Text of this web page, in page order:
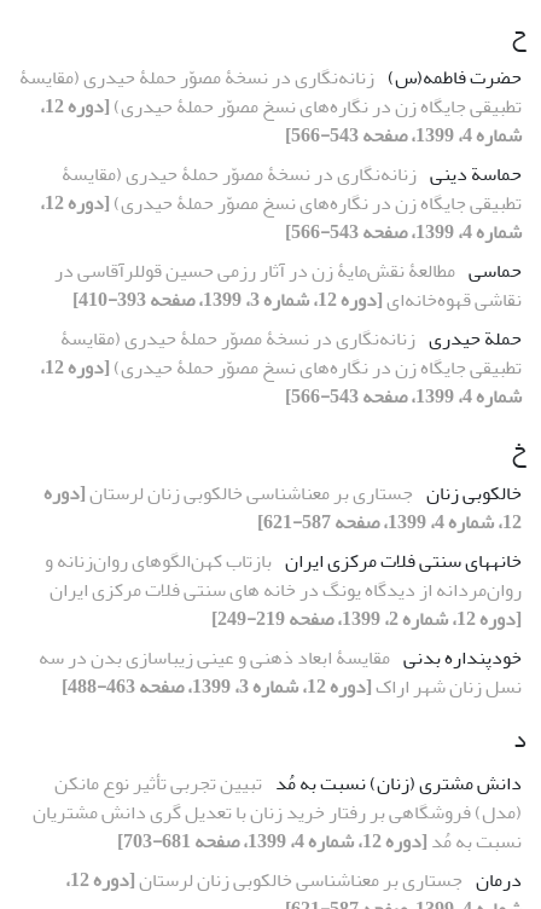
ح
حضرت فاطمه(س) زنانه‌نگاری در نسخۀ مصوّر حملۀ حیدری (مقایسۀ
تطبیقی جایگاه زن در نگاره‌های نسخ مصوّر حملۀ حیدری)
[دوره 12،
شماره 4، 1399، صفحه 543-566]
حماسة دینی زنانه‌نگاری در نسخۀ مصوّر حملۀ حیدری (مقایسۀ
تطبیقی جایگاه زن در نگاره‌های نسخ مصوّر حملۀ حیدری)
[دوره 12،
شماره 4، 1399، صفحه 543-566]
حماسی مطالعۀ نقش‌مایۀ زن در آثار رزمی حسین قوللرآقاسی در
نقاشی قهوه‌خانه‌ای[دوره 12، شماره 3، 1399، صفحه 393-410]
حملة حیدری زنانه‌نگاری در نسخۀ مصوّر حملۀ حیدری (مقایسۀ
تطبیقی جایگاه زن در نگاره‌های نسخ مصوّر حملۀ حیدری)
[دوره 12،
شماره 4، 1399، صفحه 543-566]
خ
خالکوبی زنان جستاری بر معناشناسی خالکوبی زنان لرستان[دوره
12، شماره 4، 1399، صفحه 587-621]
خانه‏های سنتی فلات مرکزی ایران بازتاب کهن‌الگوهای روان‌زنانه و
روان‌مردانه از دیدگاه یونگ در خانه های سنتی فلات مرکزی ایران
[دوره 12، شماره 2، 1399، صفحه 219-249]
خودپنداره بدنی مقایسۀ ابعاد ذهنی و عینی زیباسازی بدن در سه
نسل زنان شهر اراک[دوره 12، شماره 3، 1399، صفحه 463-488]
د
دانش مشتری (زنان) نسبت به مُد تبیین تجربی تأثیر نوع مانکن
(مدل) فروشگاهی بر رفتار خرید زنان با تعدیل‏ گری دانش مشتریان
نسبت به مُد[دوره 12، شماره 4، 1399، صفحه 681-703]
درمان جستاری بر معناشناسی خالکوبی زنان لرستان
[دوره 12،